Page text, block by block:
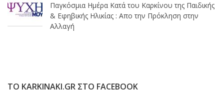
Παγκόσμια Ημέρα Κατά του Καρκίνου της Παιδικής
& Εφηβικής Ηλικίας : Απο την Πρόκληση στην
Αλλαγή
ΤΟ KARKINAKI.GR ΣΤΟ FACEBOOK